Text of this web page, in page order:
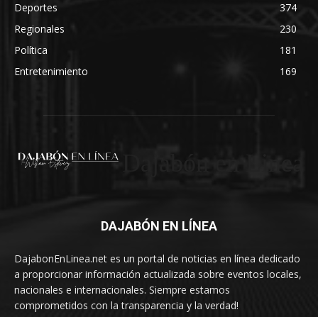
Deportes
374
Regionales
230
Política
181
Entretenimiento
169
DAJABÓN EN LÍNEA
DajabonEnLinea.net es un portal de noticias en línea dedicado
a proporcionar información actualizada sobre eventos locales,
nacionales e internacionales. Siempre estamos
comprometidos con la transparencia y la verdad!